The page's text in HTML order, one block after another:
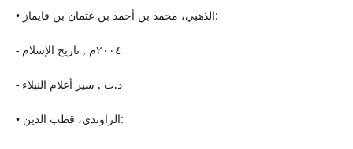
• الذهبي، محمد بن أحمد بن عثمان بن قایماز:
- ٢٠٠٤م , تاریخ الإسلام
- د.ت , سیر أعلام النبلاء
• الراوندي، قطب الدین: